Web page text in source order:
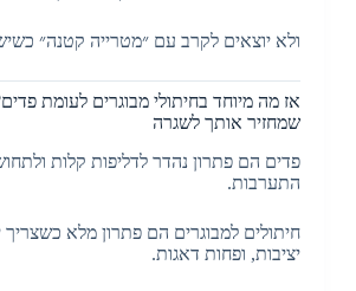
ולא יוצאים לקרב עם ״מטרייה קטנה״
אז מה מיוחד בחיתולי מבוגרים לעומת
שמחזיר אותך לשגרה
פדים הם פתרון נהדר לדליפות קלות
התערבות.
חיתולים למבוגרים הם פתרון מלא כשצריך
יציבות, ופחות דאגות.